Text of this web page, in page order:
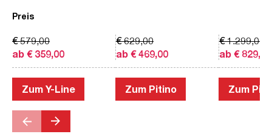
Preis
ab € 359,00
€ 579,00
Zum Y-Line
ab € 469,00
€ 629,00
Zum Pitino
ab € 829,00
€ 1.299,00
Zum